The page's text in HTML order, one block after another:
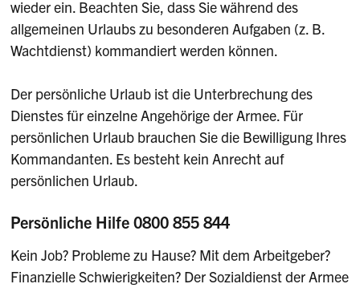
wieder ein. Beachten Sie, dass Sie während des
allgemeinen Urlaubs zu besonderen Aufgaben (z. B.
Wachtdienst) kommandiert werden können.
Der persönliche Urlaub ist die Unterbrechung des
Dienstes für einzelne Angehörige der Armee. Für
persönlichen Urlaub brauchen Sie die Bewilligung Ihres
Kommandanten. Es besteht kein Anrecht auf
persönlichen Urlaub.
Persönliche Hilfe 0800 855 844
Kein Job? Probleme zu Hause? Mit dem Arbeitgeber?
Finanzielle Schwierigkeiten? Der Sozialdienst der Armee